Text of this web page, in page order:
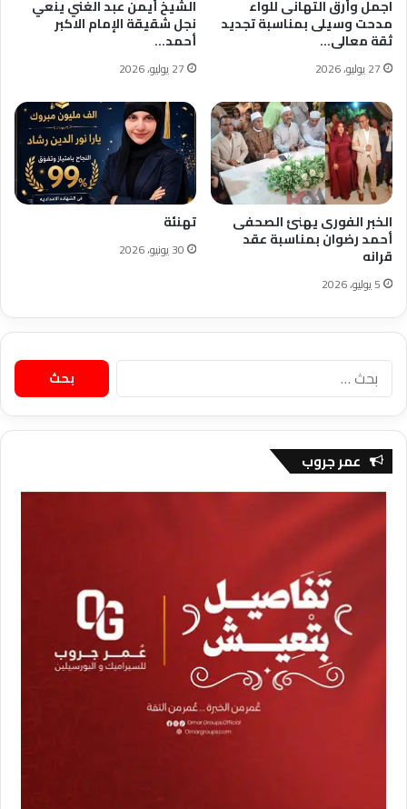
اجمل وأرق التهانى للواء
مدحت وسيلى بمناسبة تجديد
ثقة معالى…
27 يوليو، 2026
الشيخ أيمن عبد الغني ينعي
نجل شقيقة الإمام الاكبر
أحمد…
27 يوليو، 2026
الخبر الفورى يهنئ الصحفى
أحمد رضوان بمناسبة عقد
قرانه
5 يوليو، 2026
تهنئة
30 يونيو، 2026
البحث
عن:
عمر جروب